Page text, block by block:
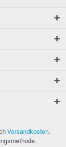
Versandkosten.